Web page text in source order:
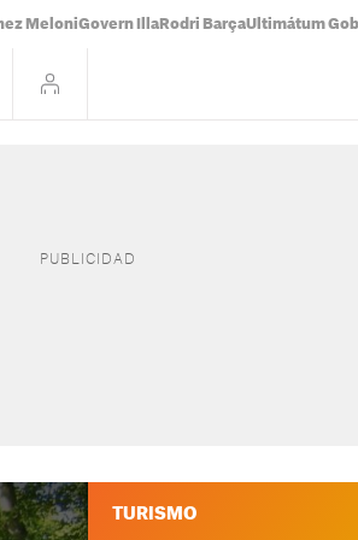
MeloniGovern Illa Rodri BarçaUltimátum
TURISMO